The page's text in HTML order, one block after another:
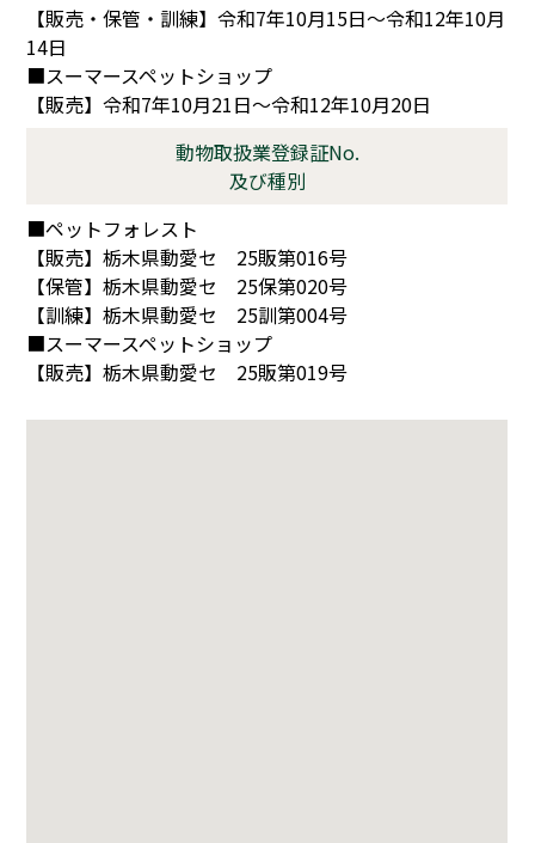
【販売・保管・訓練】令和7年10月15日～令和12年10月
14日
■スーマースペットショップ
【販売】令和7年10月21日～令和12年10月20日
動物取扱業登録証No.
及び種別
■ペットフォレスト
【販売】栃木県動愛セ 25販第016号
【保管】栃木県動愛セ 25保第020号
【訓練】栃木県動愛セ 25訓第004号
■スーマースペットショップ
【販売】栃木県動愛セ 25販第019号